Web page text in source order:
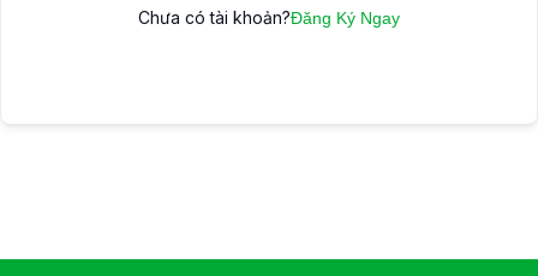
Chưa có tài khoản?Đăng Ký Ngay